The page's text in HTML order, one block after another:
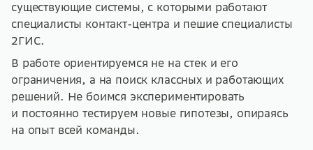
существующие системы, с которыми работают
специалисты контакт-центра и пешие специалисты
2ГИС.
В работе ориентируемся не на стек и его
ограничения, а на поиск классных и работающих
решений. Не боимся экспериментировать
и постоянно тестируем новые гипотезы, опираясь
на опыт всей команды.